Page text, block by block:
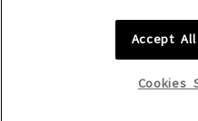
Accept All
Cookies